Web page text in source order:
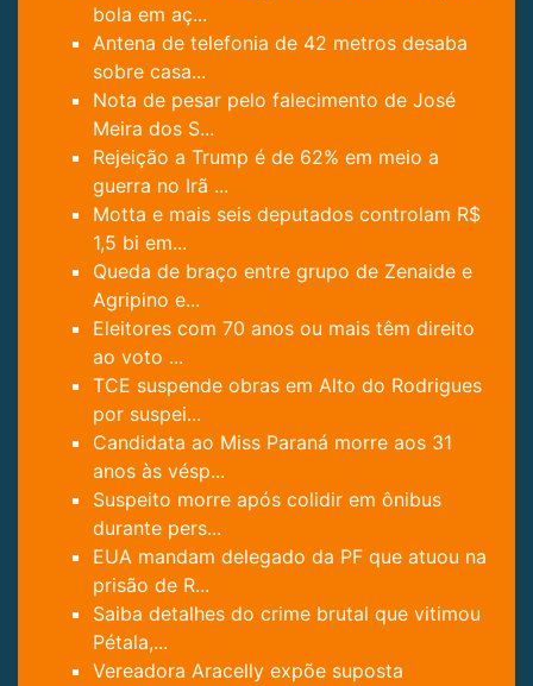
bola em aç...
Antena de telefonia de 42 metros desaba
sobre casa...
Nota de pesar pelo falecimento de José
Meira dos S...
Rejeição a Trump é de 62% em meio a
guerra no Irã ...
Motta e mais seis deputados controlam R$
1,5 bi em...
Queda de braço entre grupo de Zenaide e
Agripino e...
Eleitores com 70 anos ou mais têm direito
ao voto ...
TCE suspende obras em Alto do Rodrigues
por suspei...
Candidata ao Miss Paraná morre aos 31
anos às vésp...
Suspeito morre após colidir em ônibus
durante pers...
EUA mandam delegado da PF que atuou na
prisão de R...
Saiba detalhes do crime brutal que vitimou
Pétala,...
Vereadora Aracelly expõe suposta